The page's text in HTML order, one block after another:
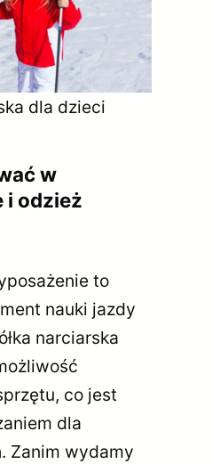
dla dzieci
w
i odzież
to
nauki jazdy
narciarska
co jest
dla
Zanim wydamy